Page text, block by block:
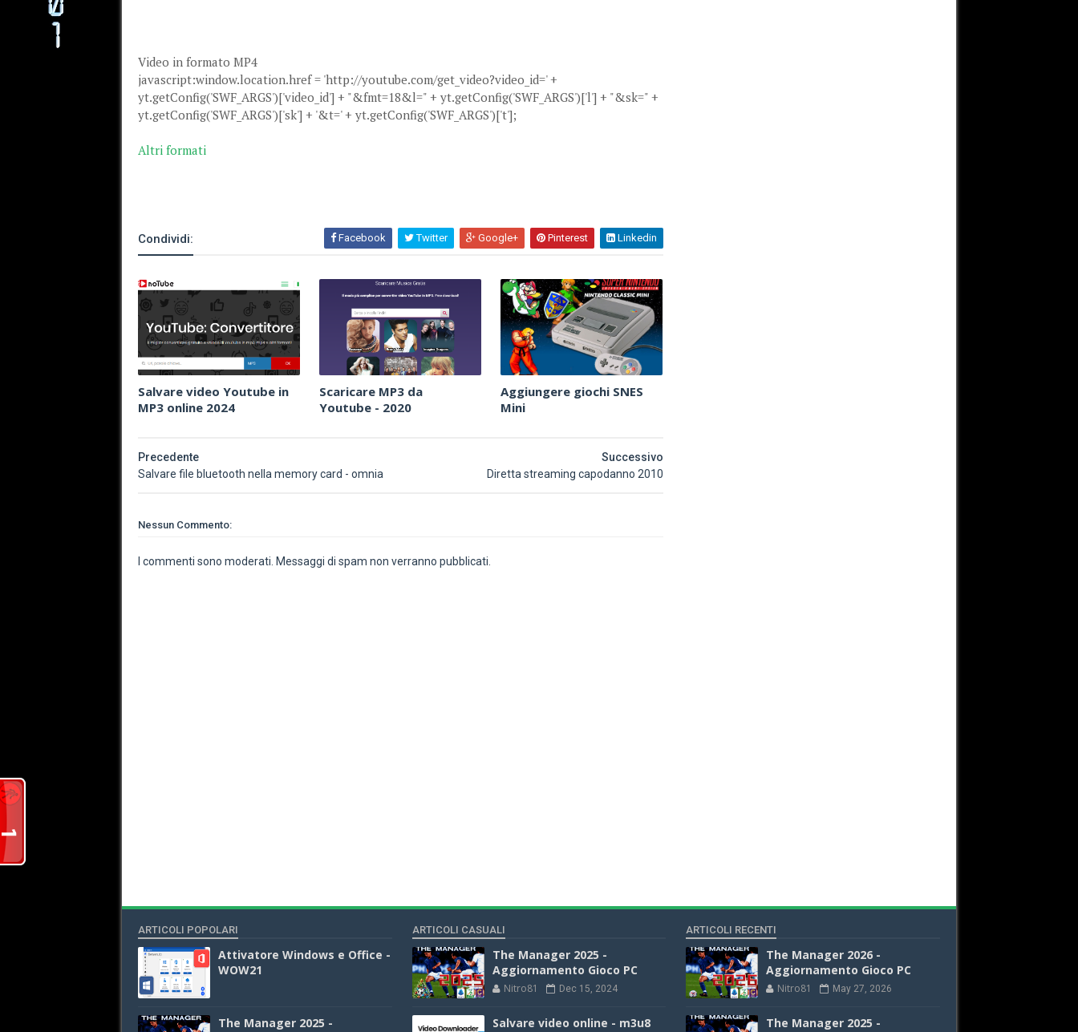
Video in formato MP4
javascript:window.location.href = 'http://youtube.com/get_video?video_id=' +
yt.getConfig('SWF_ARGS')['video_id'] + "&fmt=18&l=" + yt.getConfig('SWF_ARGS')['l'] + "&sk=" +
yt.getConfig('SWF_ARGS')['sk'] + '&t=' + yt.getConfig('SWF_ARGS')['t'];
Altri formati
Condividi: Facebook Twitter Google+ Pinterest Linkedin
Salvare video Youtube in
MP3 online 2024
Scaricare MP3 da
Youtube - 2020
Aggiungere giochi SNES
Mini
Successivo
Diretta streaming capodanno 2010
Precedente
Salvare file bluetooth nella memory card - omnia
Nessun Commento:
I commenti sono moderati. Messaggi di spam non verranno pubblicati.
ARTICOLI POPOLARI
Attivatore Windows e Office -
WOW21
The Manager 2025 -
ARTICOLI CASUALI
The Manager 2025 -
Aggiornamento Gioco PC
Nitro81 Dec 15, 2024
Salvare video online - m3u8
ARTICOLI RECENTI
The Manager 2026 -
Aggiornamento Gioco PC
Nitro81 May 27, 2026
The Manager 2025 -